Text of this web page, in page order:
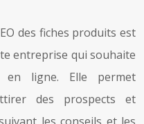
des fiches produits est
entreprise qui souhaite
en ligne. Elle permet
des prospects et
les conseils et les